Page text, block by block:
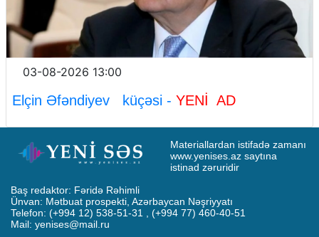
03-08-2026 13:00
Elçin Əfəndiyev küçəsi - YENİ AD
Materiallardan istifadə zamanı
www.yenises.az saytına
istinad zəruridir
Baş redaktor: Fəridə Rəhimli
Ünvan: Mətbuat prospekti, Azərbaycan Nəşriyyatı
Telefon: (+994 12) 538-51-31 , (+994 77) 460-40-51
Mail: yenises@mail.ru